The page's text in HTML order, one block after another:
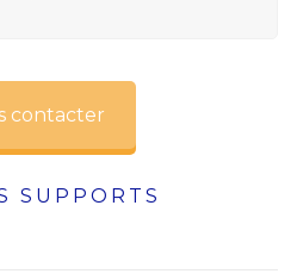
contacter
SUPPORTS